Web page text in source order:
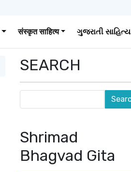
संस्कृत साहित्य ગુજરાતી સાહિત્ય
SEARCH
Shrimad
Bhagvad Gita